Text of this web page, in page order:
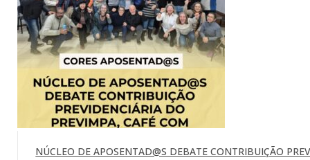
NÚCLEO DE APOSENTAD@S DEBATE CONTRIBUIÇÃO